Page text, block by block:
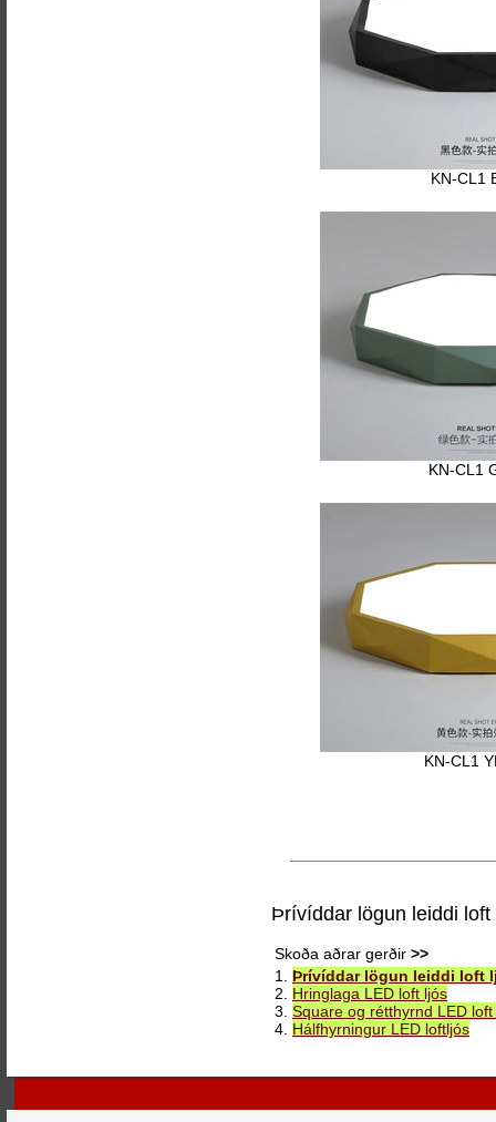
KN-CL1
KN-CL1
KN-CL1
Þrívíddar lögun leiddi loft
Skoða aðrar gerðir >>
1. Þrívíddar lögun leiddi loft
2. Hringlaga LED loft ljós
3. Square og rétthyrnd LED loft
4. Hálfhyrningur LED loftljós